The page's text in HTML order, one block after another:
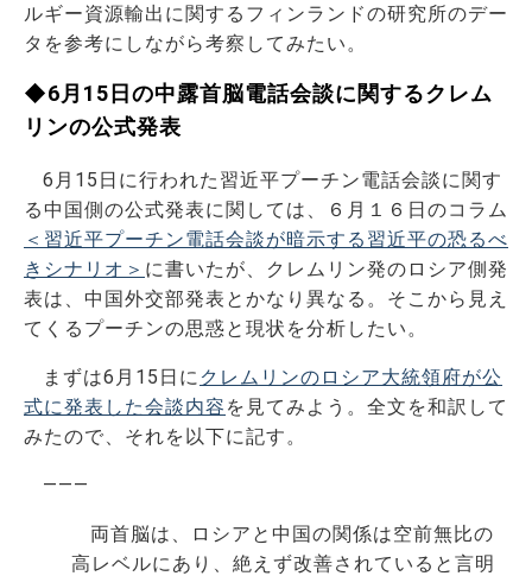
ルギー資源輸出に関するフィンランドの研究所のデー
タを参考にしながら考察してみたい。
◆6月15日の中露首脳電話会談に関するクレム
リンの公式発表
6月15日に行われた習近平プーチン電話会談に関す
る中国側の公式発表に関しては、６月１６日のコラム
＜習近平プーチン電話会談が暗示する習近平の恐るべ
きシナリオ＞ に書いたが、クレムリン発のロシア側発
表は、中国外交部発表とかなり異なる。そこから見え
てくるプーチンの思惑と現状を分析したい。
まずは6月15日に クレムリンのロシア大統領府が公
式に発表した会談内容 を見てみよう。全文を和訳して
みたので、それを以下に記す。
―――
両首脳は、ロシアと中国の関係は空前無比の
高レベルにあり、絶えず改善されていると言明